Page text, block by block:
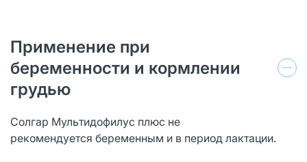
Применение при
беременности и кормлении
грудью
Солгар Мультидофилус плюс не
рекомендуется беременным и в период лактации.